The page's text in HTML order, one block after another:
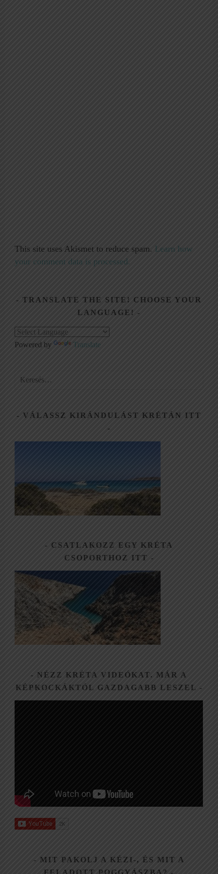
This site uses Akismet to reduce spam. Learn how
your comment data is processed.
TRANSLATE THE SITE! CHOOSE YOUR
LANGUAGE!
Powered by Translate
Keresés:
VÁLASSZ KIRÁNDULÁST KRÉTÁN ITT
CSATLAKOZZ EGY KRÉTA
CSOPORTHOZ ITT
NÉZZ KRÉTA VIDEÓKAT. MÁR A
KÉPKOCKÁKTÓL GAZDAGABB LESZEL
MIT PAKOLJ A KÉZI-, ÉS MIT A
FELADOTT POGGYÁSZBA?